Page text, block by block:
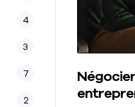
4
3
7
2